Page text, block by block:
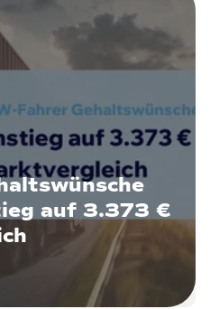
auf 3.373 €